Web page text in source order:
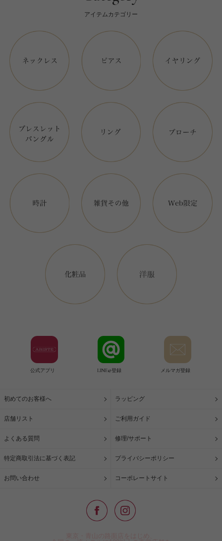
アイテムカテゴリー
公式アプリ LINE@登録 メルマガ登録
初めてのお客様へ ラッピング
店舗リスト ご利用ガイド
よくある質問 修理/サポート
特定商取引法に基づく表記 プライバシーポリシー
お問い合わせ コーポレートサイト